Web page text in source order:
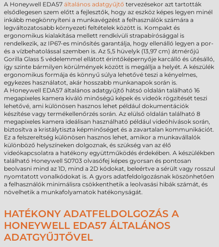
A Honeywell EDA57 általános adatgyűjtő tervezésekor azt tartották
elsődlegesen szem előtt a fejlesztők, hogy az eszköz képes legyen minél
inkább megkönnyíteni a munkavégzést a felhasználók számára a
legváltozatosabb környezeti feltételek között is. Kompakt és
ergonomikus kialakítása mellett rendkívüli strapabírósággal is
rendelkezik, az IP67-es minősítés garantálja, hogy ellenálló legyen a por-
és a vízbehatolással szemben is. Az 5,5 hüvelyk (13,97 cm) átmérőjű
Gorilla Glass 5 védelemmel ellátott érintőképernyője karcálló és ütésálló,
így szinte bármilyen körülmények között is megállja a helyét. A készülék
ergonomikus formája és könnyű súlya lehetővé teszi a kényelmes,
egykezes használatot, akár hosszabb munkanapok során is.
A Honeywell EDA57 általános adatgyűjtő hátsó oldalán található 16
megapixeles kamera kiváló minőségű képek és videók rögzítését teszi
lehetővé, ami különösen hasznos lehet például dokumentációk
készítése vagy termékellenőrzés során. Az elülső oldalán található 8
megapixeles kamera ideálisan használható például videóhívások során,
biztosítva a kristálytiszta képminőséget és a zavartalan kommunikációt.
Ez a felszereltség különösen hasznos lehet, amikor a munkavállalók
különböző helyszíneken dolgoznak, és szükség van az élő
videókapcsolatra a hatékony együttműködés érdekében. A készülékben
található Honeywell S0703 olvasófej képes gyorsan és pontosan
beolvasni mind az 1D, mind a 2D kódokat, beleértve a sérült vagy rosszul
nyomtatott vonalkódokat is. A gyors adatfeldolgozásnak köszönhetően
a felhasználók minimálisra csökkenthetik a leolvasási hibák számát, és
növelhetik a munkafolyamatok hatékonyságát.
HATÉKONY ADATFELDOLGOZÁS A
HONEYWELL EDA57 ÁLTALÁNOS
ADATGYŰJTŐVEL